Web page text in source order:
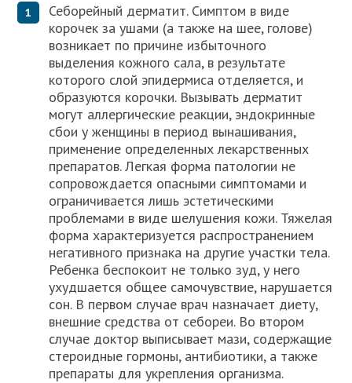
Себорейный дерматит. Симптом в виде
корочек за ушами (а также на шее, голове)
возникает по причине избыточного
выделения кожного сала, в результате
которого слой эпидермиса отделяется, и
образуются корочки. Вызывать дерматит
могут аллергические реакции, эндокринные
сбои у женщины в период вынашивания,
применение определенных лекарственных
препаратов. Легкая форма патологии не
сопровождается опасными симптомами и
ограничивается лишь эстетическими
проблемами в виде шелушения кожи. Тяжелая
форма характеризуется распространением
негативного признака на другие участки тела.
Ребенка беспокоит не только зуд, у него
ухудшается общее самочувствие, нарушается
сон. В первом случае врач назначает диету,
внешние средства от себореи. Во втором
случае доктор выписывает мази, содержащие
стероидные гормоны, антибиотики, а также
препараты для укрепления организма.